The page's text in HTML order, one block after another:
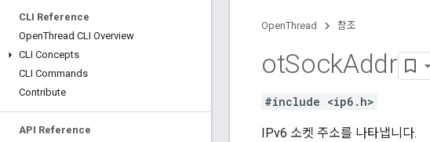
CLI Reference
OpenThread CLI Overview
CLI Concepts
CLI Commands
Contribute
API Reference
OpenThread 참조
otSockAddr
#include <ip6.h>
IPv6 소켓 주소를 나타냅니다.